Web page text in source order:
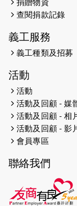
2026-04-24
2026-04-23
2026-04-19
2026-04-16
2026-04-12
2026-04-11
2026-04-10
捐贈物資
查閱捐款記錄
義工服務
義工種類及招募
活動
活動
活動及回顧 - 媒
活動及回顧 - 相
活動及回顧 - 影
會員專區
聯絡我們